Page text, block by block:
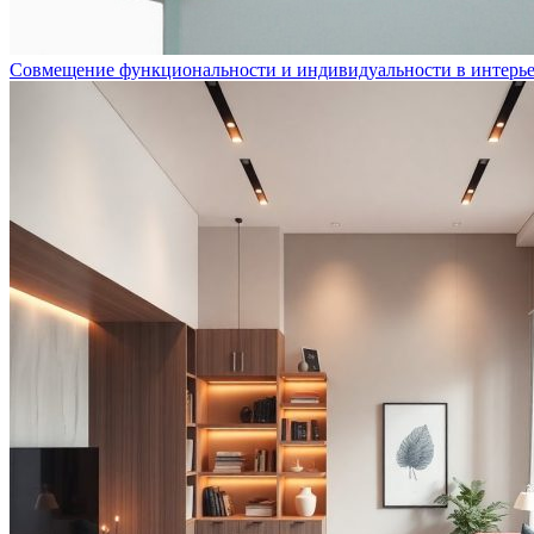
Совмещение функциональности и индивидуальности в